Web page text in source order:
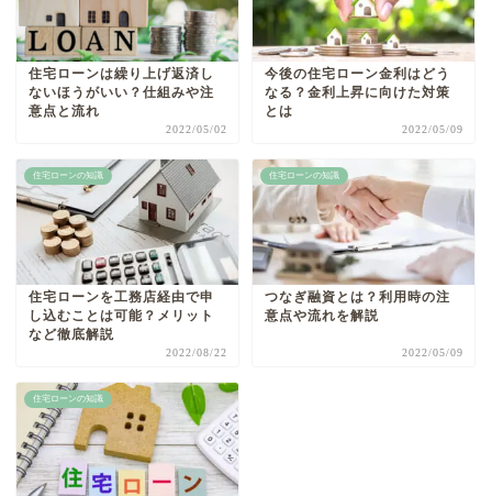
住宅ローンは繰り上げ返済し
ないほうがいい？仕組みや注
意点と流れ
2022/05/02
今後の住宅ローン金利はどう
なる？金利上昇に向けた対策
とは
2022/05/09
住宅ローンの知識
住宅ローンを工務店経由で申
し込むことは可能？メリット
など徹底解説
2022/08/22
住宅ローンの知識
つなぎ融資とは？利用時の注
意点や流れを解説
2022/05/09
住宅ローンの知識